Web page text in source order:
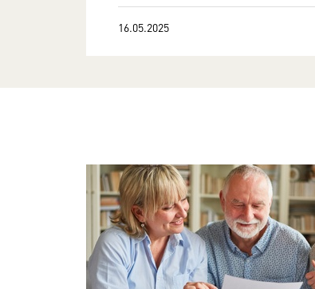
16.05.2025